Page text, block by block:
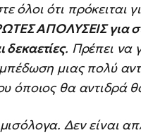
όλοι ότι πρόκειται
ΑΠΟΛΥΣΕΙΣ για
. Πρέπει να
μιας πολύ
όποιος θα αντιδρά
Δεν είναι